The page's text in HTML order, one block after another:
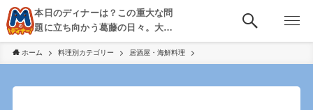
本日のディナーは？この重大な問
題に立ち向かう葛藤の日々。大
阪・京都・神戸を中心とした食べ
歩き、飲み歩きを綴る。
ホーム 料理別カテゴリー 居酒屋・海鮮料理